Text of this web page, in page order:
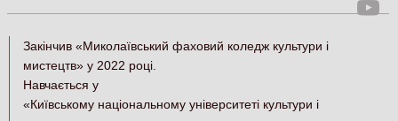
Закінчив «Миколаївський фаховий коледж культури і
мистецтв» у 2022 році.
Навчається у
«Київському національному університеті культури і